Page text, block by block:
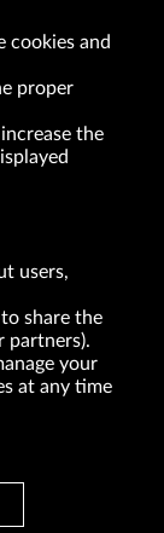
0000047082
transactions
cookies and
proper
the
users,
share the
partners).
your
at any time